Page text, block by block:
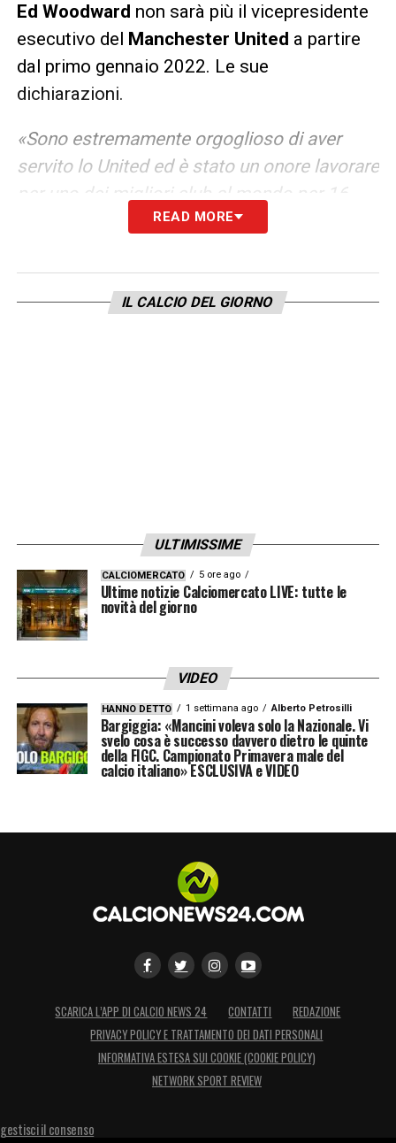
Ed Woodward non sarà più il vicepresidente
esecutivo del
Manchester United a partire
dal primo gennaio 2022. Le sue
dichiarazioni.
«Sono estremamente orgoglioso di aver
servito lo United ed è stato un onore lavorare
per uno dei migliori club al mondo per 16
LA PLAYLIST DELLE NOSTRE TOP NEWS
READ MORE
IL CALCIO DEL GIORNO
ULTIMISSIME
CALCIOMERCATO 5 ore ago
Ultime notizie Calciomercato LIVE: tutte le
novità del giorno
VIDEO
HANNO DETTO 1 settimana ago Alberto Petrosilli
Bargiggia: «Mancini voleva solo la Nazionale. Vi
svelo cosa è successo davvero dietro le quinte
della FIGC. Campionato Primavera male del
calcio italiano» ESCLUSIVA e VIDEO
SCARICA L’APP DI CALCIO NEWS 24 CONTATTI
REDAZIONE
PRIVACY POLICY E TRATTAMENTO DEI DATI PERSONALI
INFORMATIVA ESTESA SUI COOKIE (COOKIE POLICY)
NETWORK SPORT REVIEW
gestisci il consenso